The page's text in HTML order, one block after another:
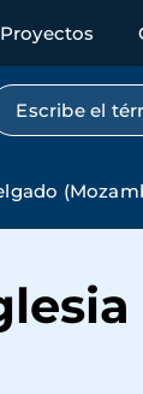
Proyectos
Búsqueda